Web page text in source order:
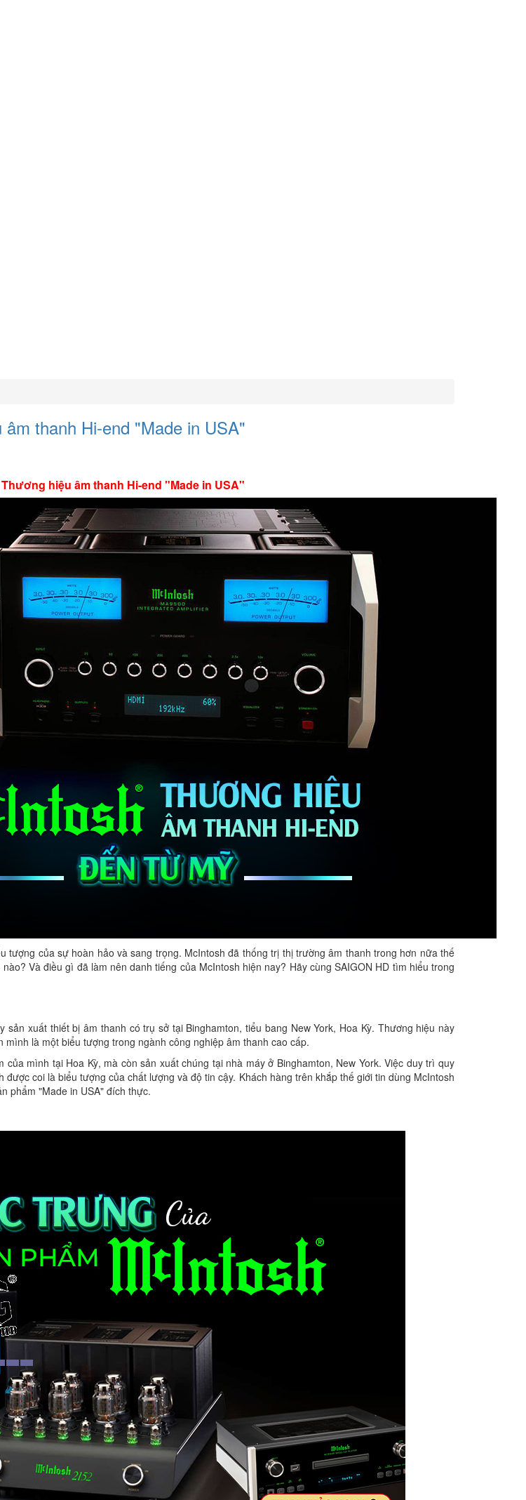
thanh Hi-end "Made in USA"
hiệu âm thanh Hi-end "Made in USA"
tượng của sự hoàn hảo và sang trọng. McIntosh đã thống trị thị trường âm thanh trong hơn nữa thế
Và điều gì đã làm nên danh tiếng của McIntosh hiện nay? Hãy cùng SAIGON HD tìm hiểu trong
xuất thiết bị âm thanh có trụ sở tại Binghamton, tiểu bang New York, Hoa Kỳ. Thương hiệu này
là một biểu tượng trong ngành công nghiệp âm thanh cao cấp.
mình tại Hoa Kỳ, mà còn sản xuất chúng tại nhà máy ở Binghamton, New York. Việc duy trì quy
coi là biểu tượng của chất lượng và độ tin cậy. Khách hàng trên khắp thế giới tin dùng McIntosh
phẩm "Made in USA" đích thực.